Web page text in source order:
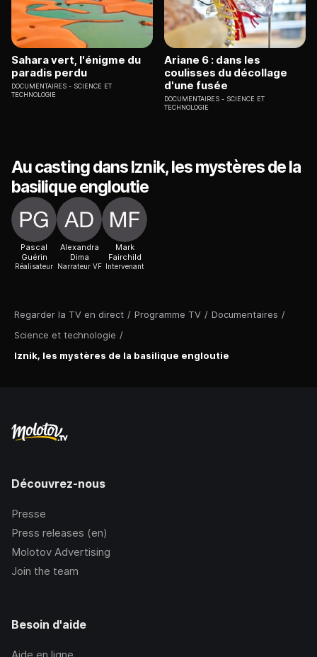
Regarder la TV en direct / Programme TV / Documentaires /
Science et technologie /
Iznik, les mystères de la basilique engloutie
Sahara vert, l'énigme du
paradis perdu
DOCUMENTAIRES
SCIENCE ET
TECHNOLOGIE
Ariane 6 : dans les
coulisses du décollage
d'une fusée
DOCUMENTAIRES
SCIENCE ET
TECHNOLOGIE
Au casting dans Iznik, les mystères de la
basilique engloutie
Pascal
Guérin
Réalisateur
Alexandra
Dima
Narrateur VF
Mark
Fairchild
Intervenant
Découvrez-nous
Presse
Press releases (en)
Molotov Advertising
Join the team
Besoin d'aide